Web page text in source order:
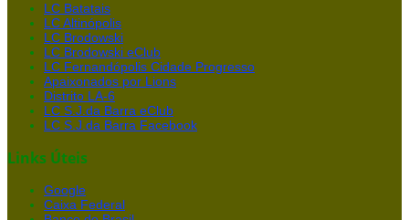
LC Batatais
LC Altinópolis
LC Brodowski
LC Brodowski eClub
LC Fernandópolis Cidade Progresso
Apaixonados por Lions
Distrito LA-6
LC S.J.da Barra eClub
LC S.J.da Barra Facebook
Links Úteis
Google
Caixa Federal